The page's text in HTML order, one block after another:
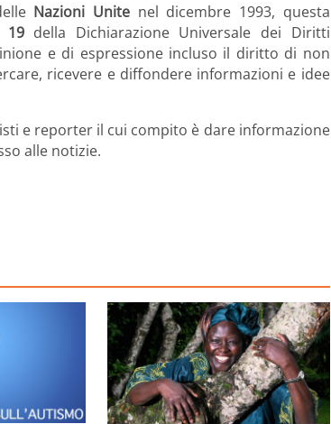
Nazioni Unite nel dicembre 1993, questa
19della Dichiarazione Universale dei Diritti
e di espressione incluso il diritto di non
ricevere e diffondere informazioni e idee
e reporter il cui compito è dare informazione
alle notizie.